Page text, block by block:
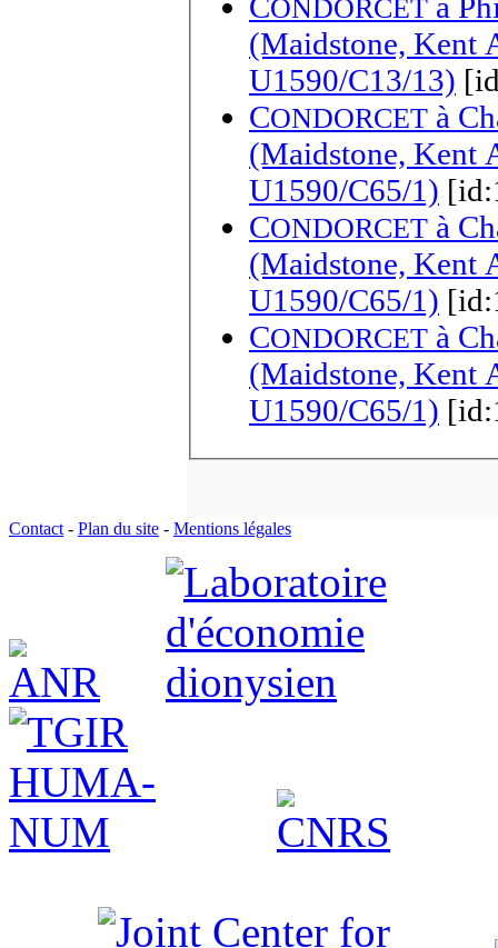
CONDORCET à
(Maidstone, Kent
U1590/C13/13)
CONDORCET à
(Maidstone, Kent
U1590/C65/1)
CONDORCET à
(Maidstone, Kent
U1590/C65/1)
CONDORCET à
(Maidstone, Kent
U1590/C65/1)
Contact- Plan du site - Mentions légales